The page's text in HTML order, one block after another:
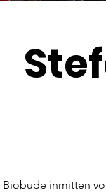
inmitten